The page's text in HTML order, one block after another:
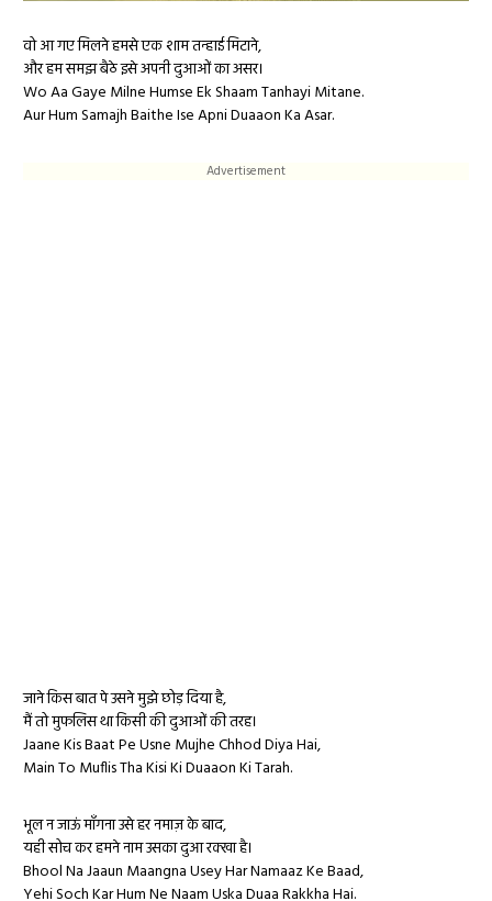
वो आ गए मिलने हमसे एक शाम तन्हाई मिटाने,
और हम समझ बैठे इसे अपनी दुआओं का असर।
Wo Aa Gaye Milne Humse Ek Shaam Tanhayi Mitane.
Aur Hum Samajh Baithe Ise Apni Duaaon Ka Asar.
Advertisement
जाने किस बात पे उसने मुझे छोड़ दिया है,
मैं तो मुफलिस था किसी की दुआओं की तरह।
Jaane Kis Baat Pe Usne Mujhe Chhod Diya Hai,
Main To Muflis Tha Kisi Ki Duaaon Ki Tarah.
भूल न जाऊं माँगना उसे हर नमाज़ के बाद,
यही सोच कर हमने नाम उसका दुआ रक्खा है।
Bhool Na Jaaun Maangna Usey Har Namaaz Ke Baad,
Yehi Soch Kar Hum Ne Naam Uska Duaa Rakkha Hai.